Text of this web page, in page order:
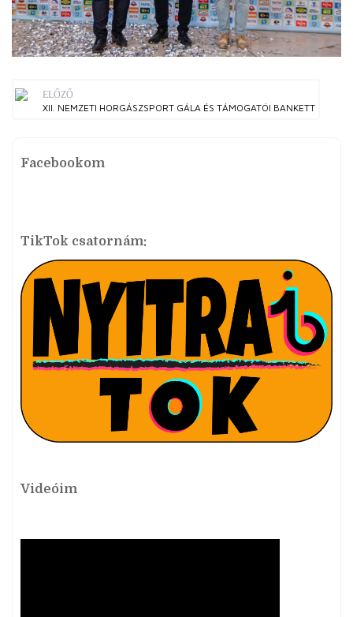
ELŐZŐ
XII. NEMZETI HORGÁSZSPORT GÁLA ÉS TÁMOGATÓI BANKETT
Facebookom
TikTok csatornám:
Videóim